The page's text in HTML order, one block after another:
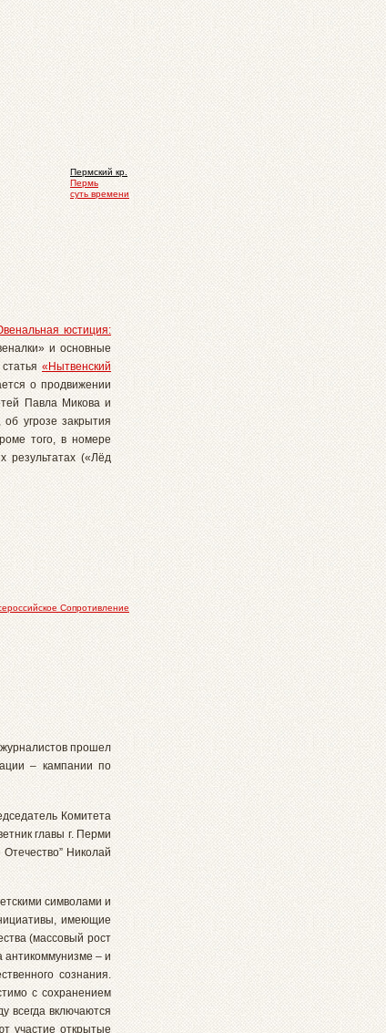
Пермский кр.
Пермь
суть времени
юстиция:
и основные
статья«Нытвенский
о продвижении
Павла Микова и
об угрозе закрытия
того, в номере
результатах («Лёд
Сопротивление
прошел
– кампании по
Комитета
главы г. Перми
Николай
символами и
имеющие
(массовый рост
антикоммунизме – и
сознания.
с сохранением
всегда включаются
участие открытые